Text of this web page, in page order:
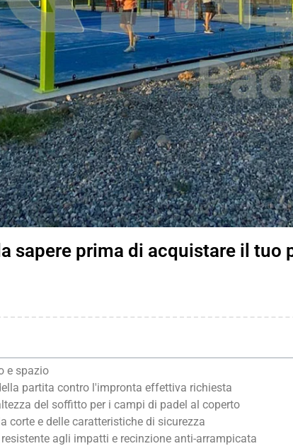
sapere prima di acquistare il tuo
e spazio
partita contro l'impronta effettiva richiesta
del soffitto per i campi di padel al coperto
corte e delle caratteristiche di sicurezza
agli impatti e recinzione anti-arrampicata